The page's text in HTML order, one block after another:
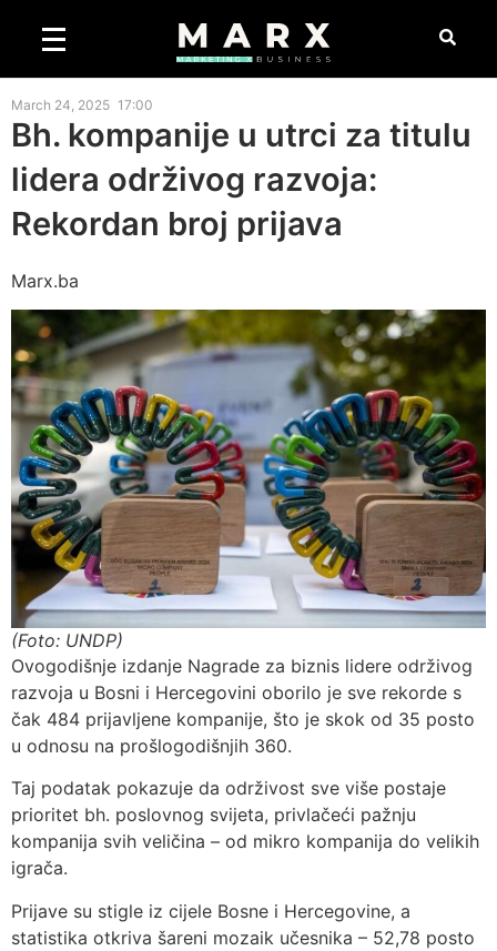
March 24, 2025 17:00
Bh. kompanije u utrci za titulu
lidera održivog razvoja:
Rekordan broj prijava
Marx.ba
(Foto: UNDP)
Ovogodišnje izdanje Nagrade za biznis lidere održivog
razvoja u Bosni i Hercegovini oborilo je sve rekorde s
čak 484 prijavljene kompanije, što je skok od 35 posto
u odnosu na prošlogodišnjih 360.
Taj podatak pokazuje da održivost sve više postaje
prioritet bh. poslovnog svijeta, privlačeći pažnju
kompanija svih veličina – od mikro kompanija do velikih
igrača.
Prijave su stigle iz cijele Bosne i Hercegovine, a
statistika otkriva šareni mozaik učesnika – 52,78 posto